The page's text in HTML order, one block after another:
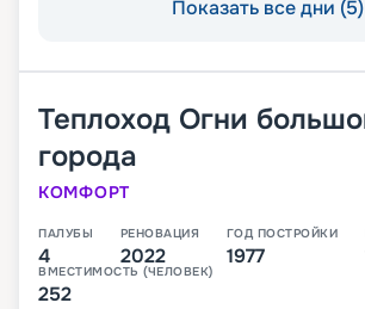
Показать все дни (5)
Теплоход Огни
города
КОМФОРТ
ПАЛУБЫ
4
РЕНОВАЦИЯ
2022
ГОД ПОСТРОЙКИ
1977
ВМЕСТИМОСТЬ (ЧЕЛОВЕК)
252